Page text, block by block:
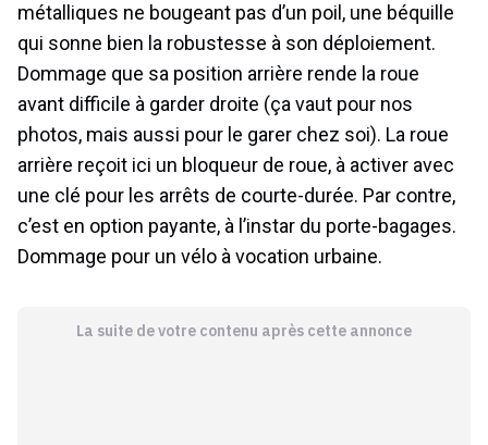
métalliques ne bougeant pas d’un poil, une béquille
qui sonne bien la robustesse à son déploiement.
Dommage que sa position arrière rende la roue
avant difficile à garder droite (ça vaut pour nos
photos, mais aussi pour le garer chez soi). La roue
arrière reçoit ici un bloqueur de roue, à activer avec
une clé pour les arrêts de courte-durée. Par contre,
c’est en option payante, à l’instar du porte-bagages.
Dommage pour un vélo à vocation urbaine.
La suite de votre contenu après cette annonce